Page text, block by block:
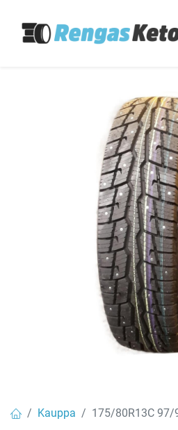
Kauppa 175/80R13C 97/